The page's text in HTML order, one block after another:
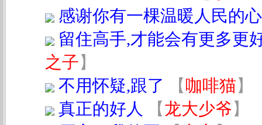
感谢你有一棵温暖人民的
留住高手,才能会有更多更
之子】
不用怀疑,跟了
【咖啡猫】
真正的好人
【龙大少爷】